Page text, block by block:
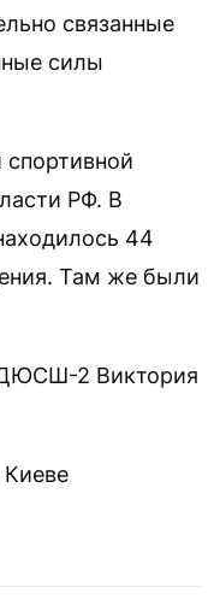
связанные
силы
РФ. В
44
Там же были
ДЮСШ-2 Виктория
Киеве